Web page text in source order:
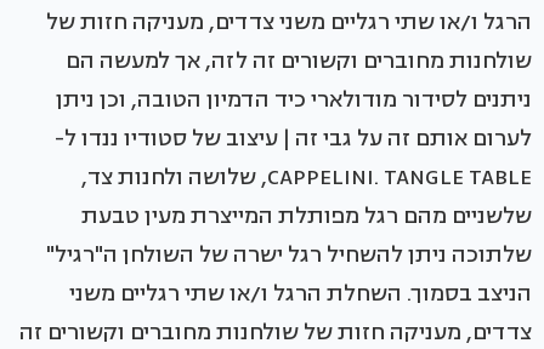
הרגל ו/או שתי רגליים משני צדדים, מעניקה חזות של
שולחנות מחוברים וקשורים זה לזה, אך למעשה הם
ניתנים לסידור מודולארי כיד הדמיון הטובה, וכן ניתן
לערום אותם זה על גבי זה | עיצוב של סטודיו ננדו ל-
CAPPELINI. TANGLE TABLE, שלושה ולחנות צד,
שלשניים מהם רגל מפותלת המייצרת מעין טבעת
שלתוכה ניתן להשחיל רגל ישרה של השולחן ה"רגיל"
הניצב בסמוך. השחלת הרגל ו/או שתי רגליים משני
צדדים, מעניקה חזות של שולחנות מחוברים וקשורים זה